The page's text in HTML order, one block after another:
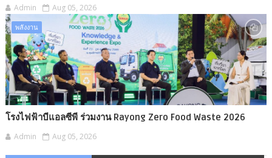
Admin Aug 05, 2026
พลังงาน
โรงไฟฟ้าบีแอลซีพี ร่วมงาน Rayong Zero Food Waste 2026
Admin Aug 05, 2026